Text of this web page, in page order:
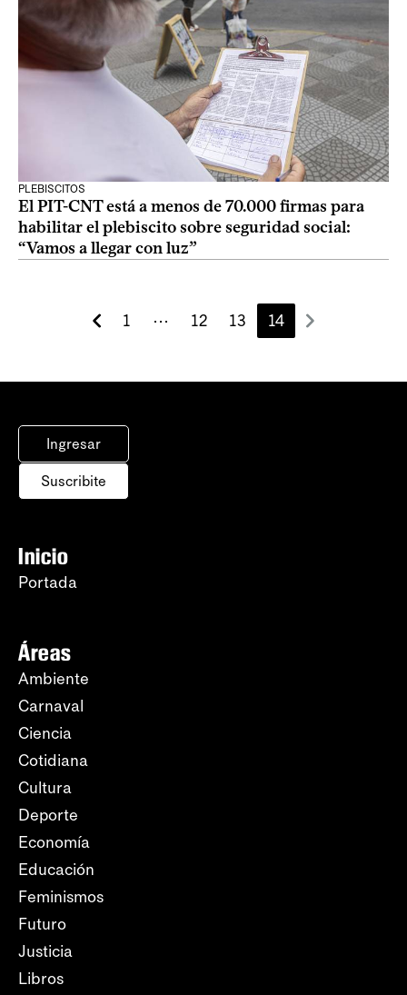
PLEBISCITOS
El PIT-CNT está a menos de 70.000 firmas para
habilitar el plebiscito sobre seguridad social:
“Vamos a llegar con luz”
1 ⋯ 12 13 14
Ingresar
Suscribite
Inicio
Portada
Áreas
Ambiente
Carnaval
Ciencia
Cotidiana
Cultura
Deporte
Economía
Educación
Feminismos
Futuro
Justicia
Libros